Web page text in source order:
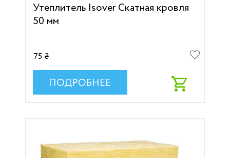
Утеплитель Isover Скатная кровля
50 мм
75 ₴
ПОДРОБНЕЕ